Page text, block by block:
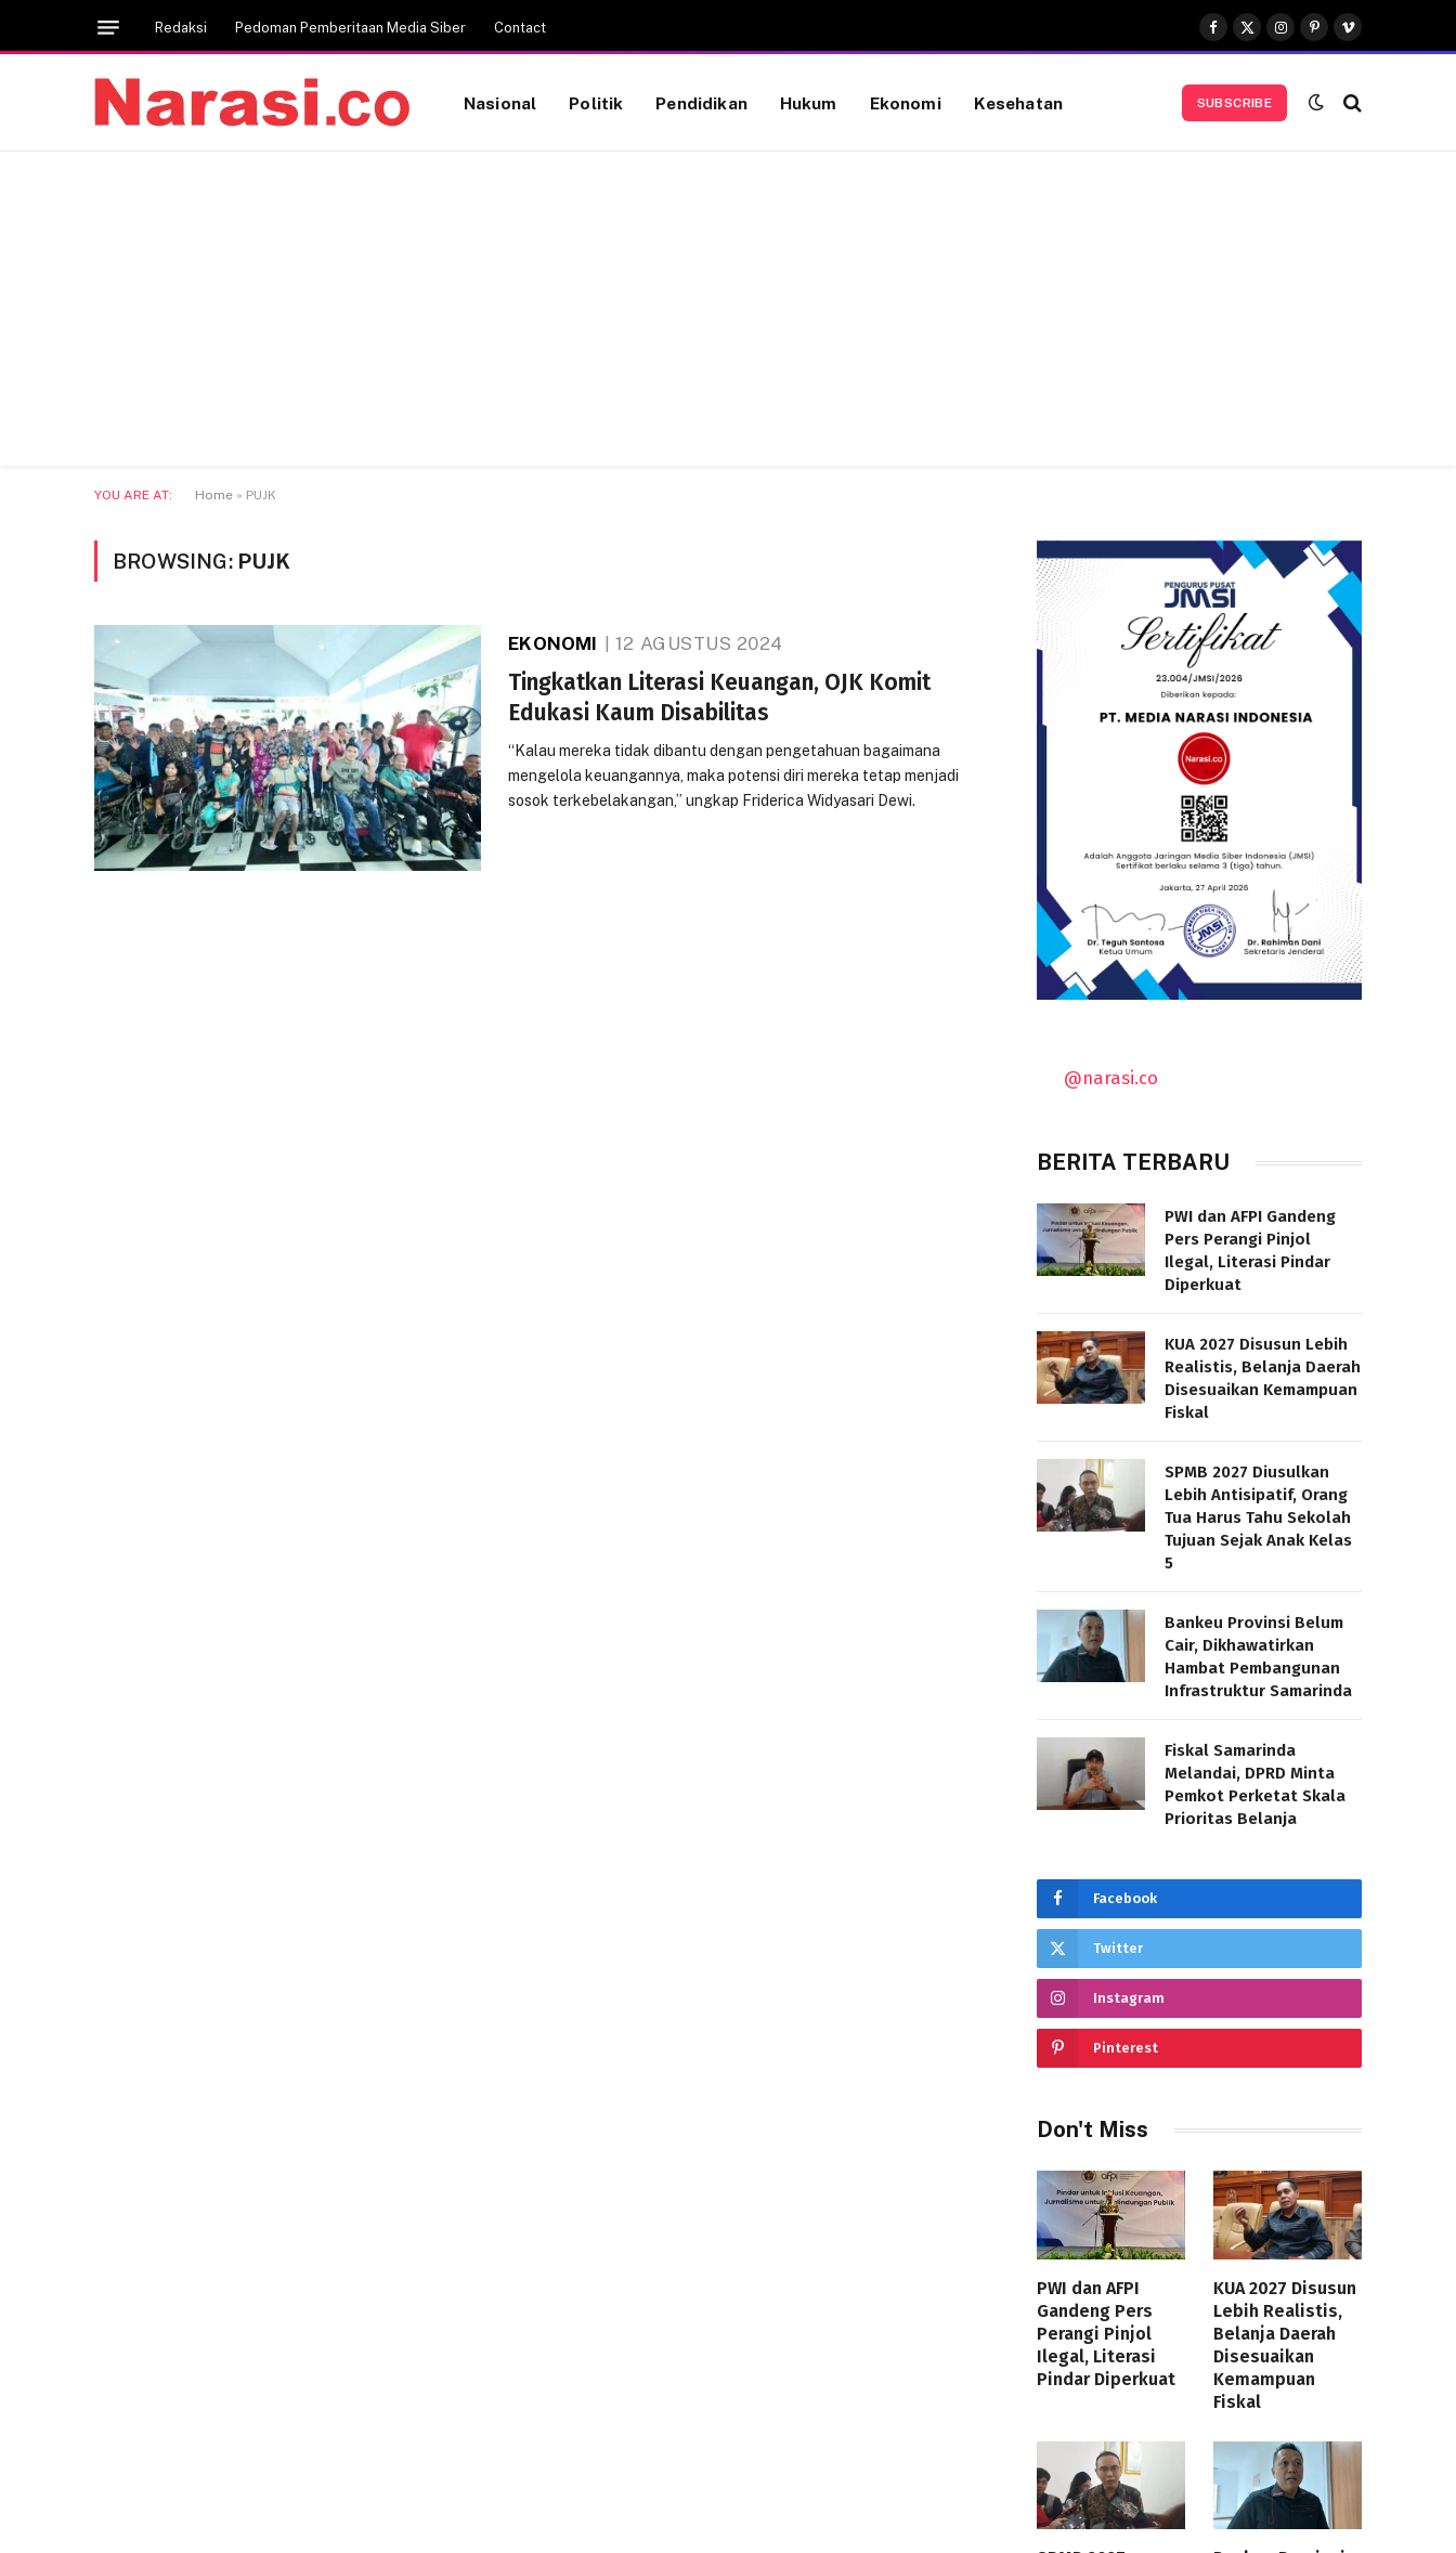
Redaksi Pedoman Pemberitaan Media Siber Contact
Facebook
X
(Twitter)
Instagram
Pinterest
Vimeo
Nasional Politik Pendidikan Hukum Ekonomi Kesehatan SUBSCRIBE
YOU ARE AT: Home » PUJK
BROWSING: PUJK
EKONOMI 12 AGUSTUS 2024
Tingkatkan Literasi Keuangan, OJK Komit
Edukasi Kaum Disabilitas
“Kalau mereka tidak dibantu dengan pengetahuan bagaimana
mengelola keuangannya, maka potensi diri mereka tetap menjadi
sosok terkebelakangan,” ungkap Friderica Widyasari Dewi.
@narasi.co
BERITA TERBARU
PWI dan AFPI Gandeng
Pers Perangi Pinjol
Ilegal, Literasi Pindar
Diperkuat
KUA 2027 Disusun Lebih
Realistis, Belanja Daerah
Disesuaikan Kemampuan
Fiskal
SPMB 2027 Diusulkan
Lebih Antisipatif, Orang
Tua Harus Tahu Sekolah
Tujuan Sejak Anak Kelas
5
Bankeu Provinsi Belum
Cair, Dikhawatirkan
Hambat Pembangunan
Infrastruktur Samarinda
Fiskal Samarinda
Melandai, DPRD Minta
Pemkot Perketat Skala
Prioritas Belanja
Facebook
Twitter
Instagram
Pinterest
Don't Miss
PWI dan AFPI
Gandeng Pers
Perangi Pinjol
Ilegal, Literasi
Pindar Diperkuat
KUA 2027 Disusun
Lebih Realistis,
Belanja Daerah
Disesuaikan
Kemampuan
Fiskal